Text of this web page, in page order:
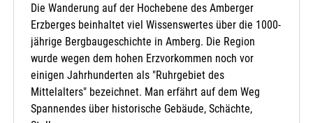
Die Wanderung auf der Hochebene des Amberger
Erzberges beinhaltet viel Wissenswertes über die 1000-
jährige Bergbaugeschichte in Amberg. Die Region
wurde wegen dem hohen Erzvorkommen noch vor
einigen Jahrhunderten als "Ruhrgebiet des
Mittelalters" bezeichnet. Man erfährt auf dem Weg
Spannendes über historische Gebäude, Schächte,